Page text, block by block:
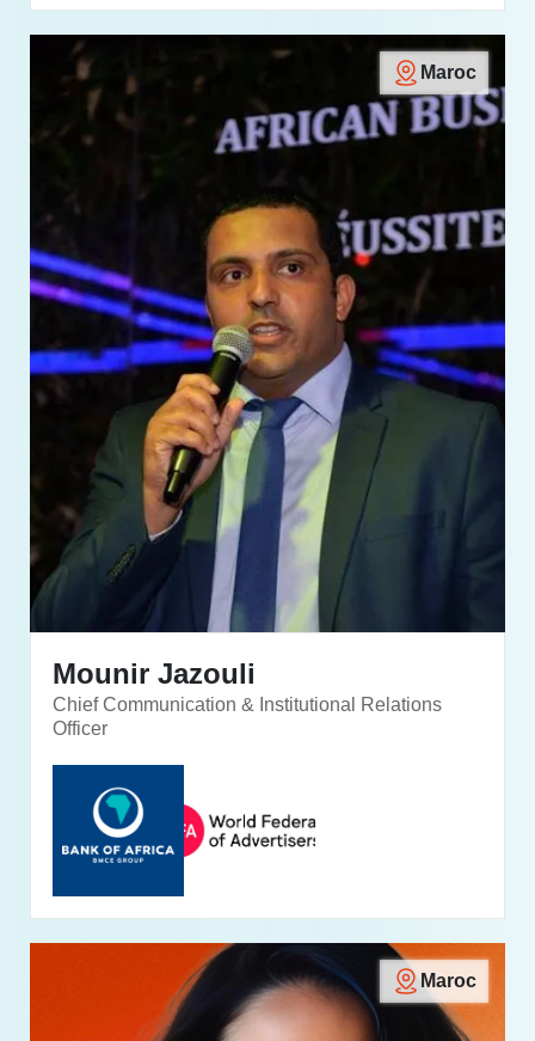
Maroc
Mounir Jazouli
Chief Communication & Institutional Relations
Officer
Maroc